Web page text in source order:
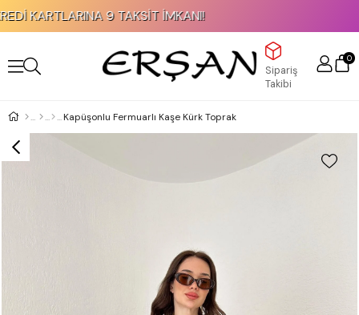
KAPIDA ÖDEME İMKANI!
Sipariş
Takibi
0
Kapüşonlu Fermuarlı Kaşe Kürk Toprak